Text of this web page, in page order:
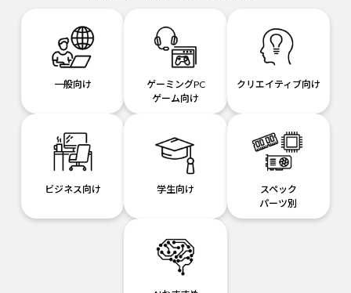
一般向け
ゲーミングPC
ゲーム向け
クリエイティブ向け
ビジネス向け 学生向け
スペック
パーツ別